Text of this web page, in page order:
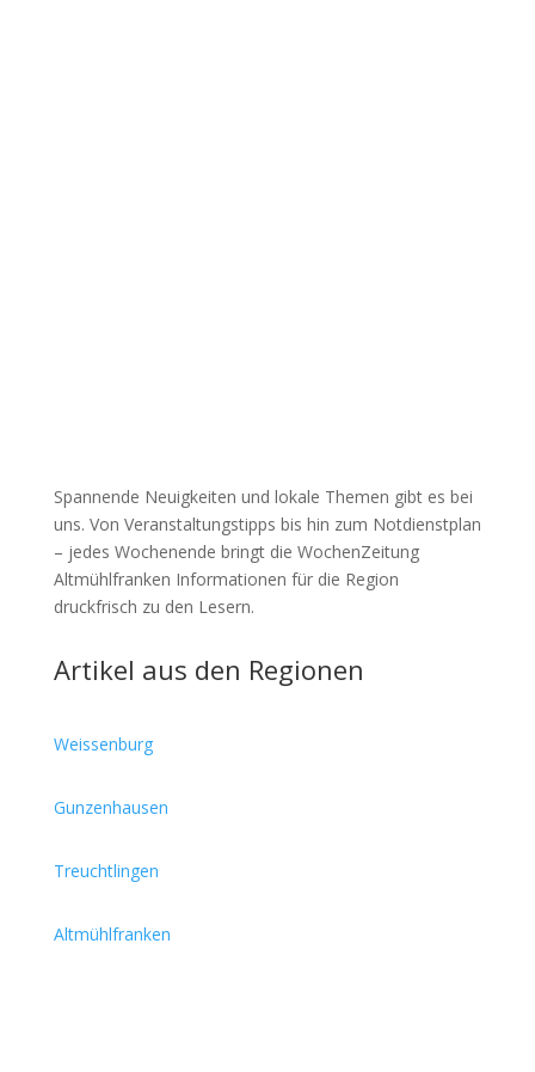
Spannende Neuigkeiten und lokale Themen gibt es bei
uns. Von Veranstaltungstipps bis hin zum Notdienstplan
– jedes Wochenende bringt die WochenZeitung
Altmühlfranken Informationen für die Region
druckfrisch zu den Lesern.
Artikel aus den Regionen
Weissenburg
Gunzenhausen
Treuchtlingen
Altmühlfranken